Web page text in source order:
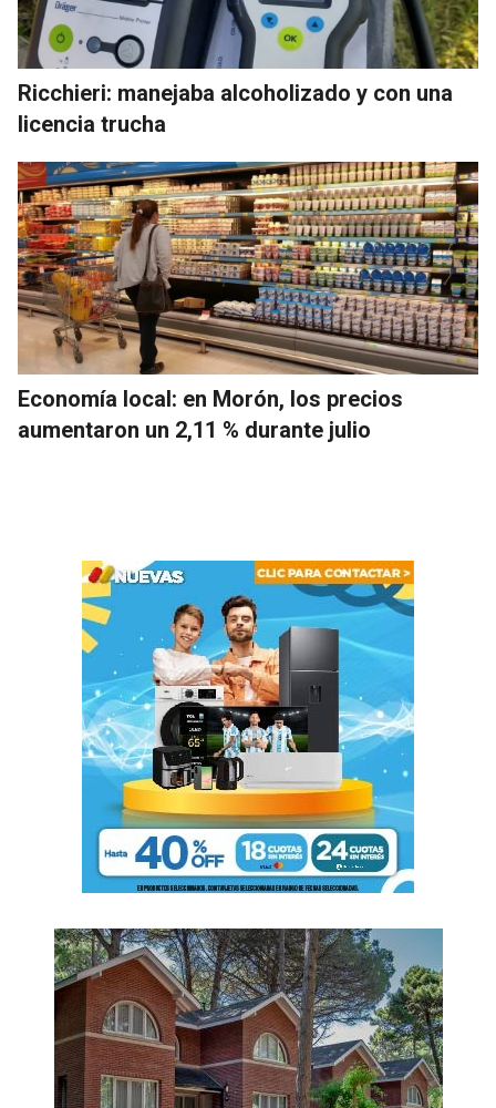
Ricchieri: manejaba alcoholizado y con una
licencia trucha
Economía local: en Morón, los precios
aumentaron un 2,11 % durante julio